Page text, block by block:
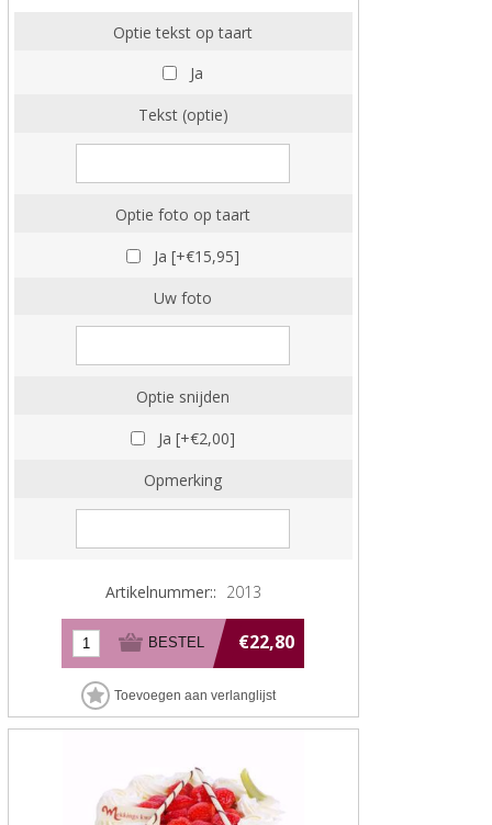
Optie tekst op taart
Ja
Tekst (optie)
Optie foto op taart
Ja [+€15,95]
Uw foto
Optie snijden
Ja [+€2,00]
Opmerking
Artikelnummer:: 2013
€22,80